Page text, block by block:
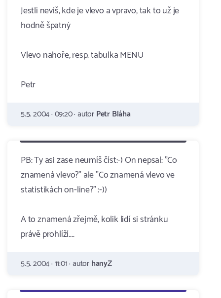
Jestli nevíš, kde je vlevo a vpravo, tak to už je
hodně špatný
Vlevo nahoře, resp. tabulka MENU
Petr
5.5. 2004 · 09:20 · autorPetr Bláha
PB: Ty asi zase neumíš číst:-) On nepsal: "Co
znamená vlevo?" ale "Co znamená vlevo ve
statistikách on-line?" :-))
A to znamená zřejmě, kolik lidí si stránku
právě prohlíží....
5.5. 2004 · 11:01 · autorhanyZ